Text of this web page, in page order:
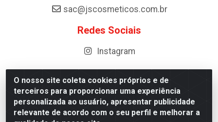
O nosso site coleta cookies próprios e de
terceiros para proporcionar uma experiência
personalizada ao usuário, apresentar publicidade
relevante de acordo com o seu perfil e melhorar a
sac@jscosmeticos.com.br
Redes Sociais
Instagram
Distribuidora de Cosméticos Antoneto LTDA - BA-052,
km 87 - Industrial, Ipirá - BA, 44600-000 - CNPJ
10.984.107/0001-75